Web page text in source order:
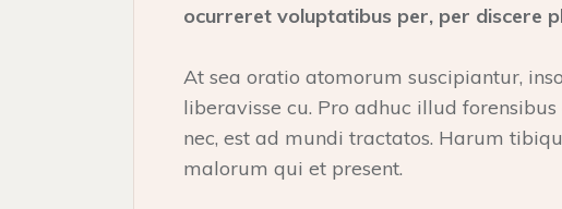
ocurreret voluptatibus per, per discere
At sea oratio atomorum suscipiantur,
liberavisse cu. Pro adhuc illud
nec, est ad mundi tractatos. Harum
malorum qui et present.